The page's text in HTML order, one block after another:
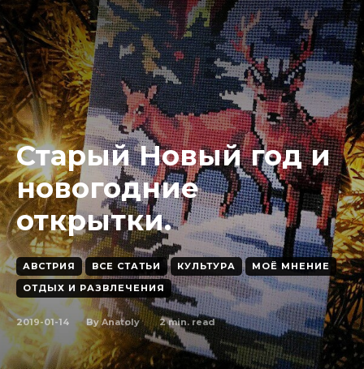
Старый Новый год и
новогодние
открытки.
АВСТРИЯ ВСЕ СТАТЬИ КУЛЬТУРА
МОЁ МНЕНИЕ
ОТДЫХ И РАЗВЛЕЧЕНИЯ
2019-01-14 By Anatoly 2min. read